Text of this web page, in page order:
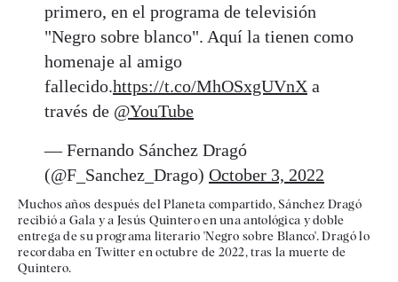
primero, en el programa de televisión
"Negro sobre blanco". Aquí la tienen como
homenaje al amigo
fallecido.https://t.co/MhOSxgUVnX a
través de @YouTube
— Fernando Sánchez Dragó
(@F_Sanchez_Drago) October 3, 2022
Muchos años después del Planeta compartido, Sánchez Dragó
recibió a Gala y a Jesús Quintero en una antológica y doble
entrega de su programa literario 'Negro sobre Blanco'. Dragó lo
recordaba en Twitter en octubre de 2022, tras la muerte de
Quintero.